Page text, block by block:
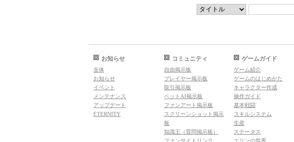
お知らせ
全体
お知らせ
イベント
メンテナンス
アップデート
ETERNITY
コミュニティ
自由掲示板
プレイヤー掲示板
取引掲示板
ペットAI掲示板
ファンアート掲示板
スクリーンショット掲示
板
知識王（質問掲示板）
ファンサイトリンク
ゲームガイド
ゲーム紹介
ゲームのはじめかた
キャラクター作成
操作ガイド
基本戦闘
スキルシステム
生産
ステータス
エリンの世界